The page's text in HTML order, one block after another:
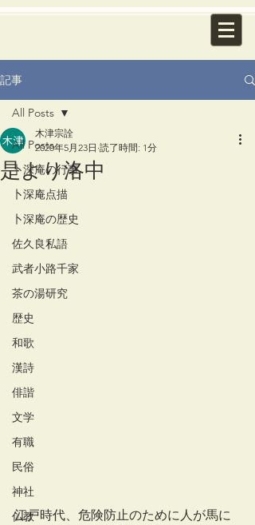
記事
All Posts
卜深庵の行事
卜深庵点描
卜深庵の歴史
佐久良私語
武者小路千家
茶の湯研究
歴史
和歌
漢詩
俳諧
文学
有職
民俗
神社
仏教
All Posts
是より洛中
木津宗詮
2020年5月23日 読了時間: 1分
江戸時代、危険防止のために人が馬に